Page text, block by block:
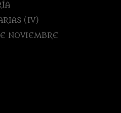
(IV)
NOVIEMBRE